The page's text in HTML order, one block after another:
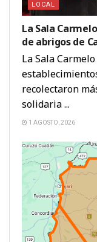
LOCAL
La Sala
de abrigos de
La Sala
recolectaron
solidaria ...
1 AGOSTO, 2026